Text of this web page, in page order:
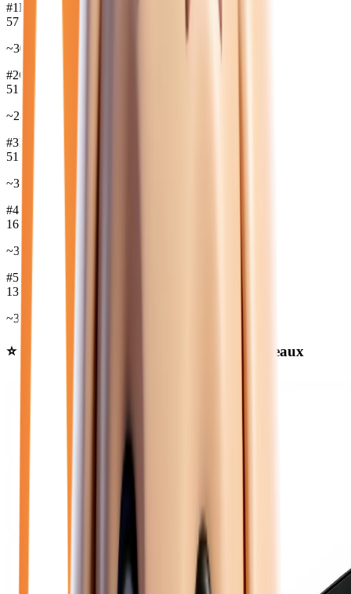
#1PEUGEOT
57
~30 349
#2CITROEN
51
~28 834
#3RENAULT
51
~31 908
#4HYUNDAI
16
~34 636
#5
13
~30 223
⭐ Nos meilleures offres près de Meaux